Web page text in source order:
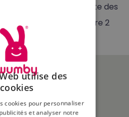
où votre enfant porte des
cette période dure entre 2
utilise des
cookies
cookies pour personnaliser
et analyser notre